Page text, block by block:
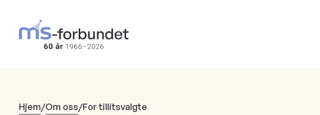
hovedinnhold
Hjem/Om oss/For tillitsvalgte